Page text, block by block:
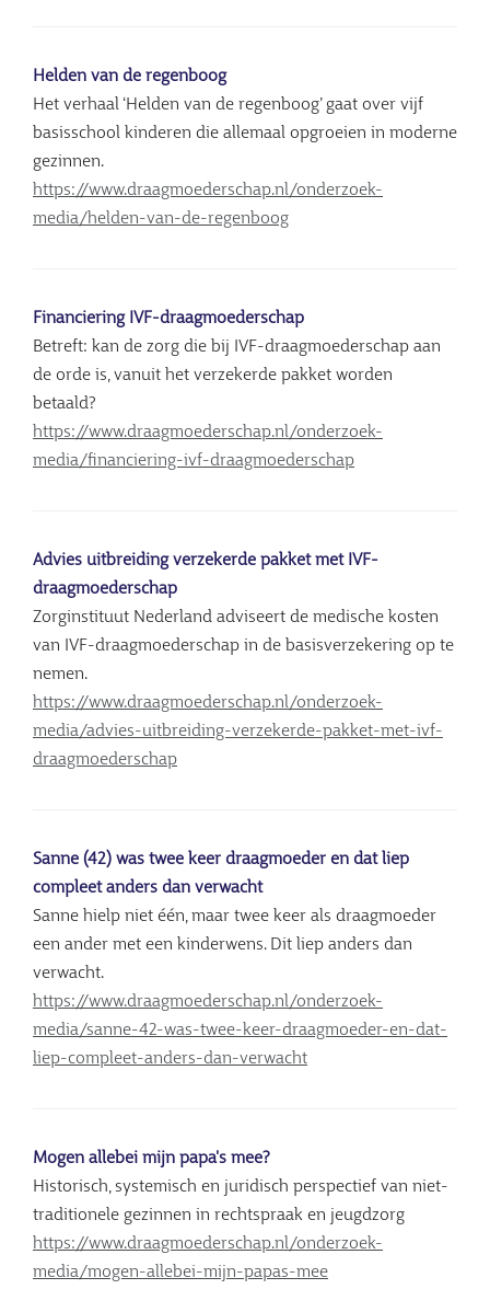
Helden van de regenboog
Het verhaal ‘Helden van de regenboog’ gaat over vijf
basisschool kinderen die allemaal opgroeien in moderne
gezinnen.
https://www.draagmoederschap.nl/onderzoek-
media/helden-van-de-regenboog
Financiering IVF-draagmoederschap
Betreft: kan de zorg die bij IVF-draagmoederschap aan
de orde is, vanuit het verzekerde pakket worden
betaald?
https://www.draagmoederschap.nl/onderzoek-
media/financiering-ivf-draagmoederschap
Advies uitbreiding verzekerde pakket met IVF-
draagmoederschap
Zorginstituut Nederland adviseert de medische kosten
van IVF-draagmoederschap in de basisverzekering op te
nemen.
https://www.draagmoederschap.nl/onderzoek-
media/advies-uitbreiding-verzekerde-pakket-met-ivf-
draagmoederschap
Sanne (42) was twee keer draagmoeder en dat liep
compleet anders dan verwacht
Sanne hielp niet één, maar twee keer als draagmoeder
een ander met een kinderwens. Dit liep anders dan
verwacht.
https://www.draagmoederschap.nl/onderzoek-
media/sanne-42-was-twee-keer-draagmoeder-en-dat-
liep-compleet-anders-dan-verwacht
Mogen allebei mijn papa's mee?
Historisch, systemisch en juridisch perspectief van niet-
traditionele gezinnen in rechtspraak en jeugdzorg
https://www.draagmoederschap.nl/onderzoek-
media/mogen-allebei-mijn-papas-mee